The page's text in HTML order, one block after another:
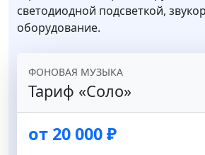
светодиодной подсветкой,
оборудование.
ФОНОВАЯ МУЗЫКА
Тариф «Соло»
от 20 000 ₽